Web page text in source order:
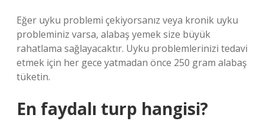
Eğer uyku problemi çekiyorsanız veya kronik uyku
probleminiz varsa, alabaş yemek size büyük
rahatlama sağlayacaktır. Uyku problemlerinizi tedavi
etmek için her gece yatmadan önce 250 gram alabaş
tüketin.
En faydalı turp hangisi?